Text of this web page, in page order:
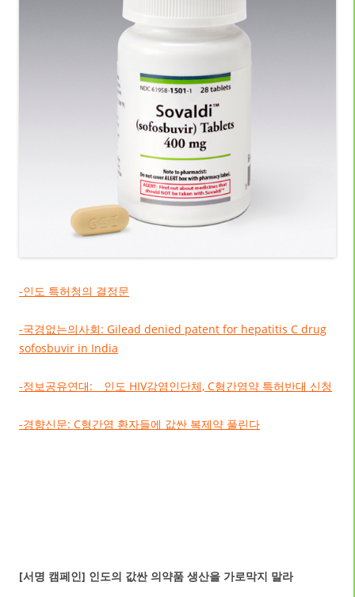
-인도 특허청의 결정문
-국경없는의사회: Gilead denied patent for hepatitis C drug
sofosbuvir in India
-정보공유연대: 인도 HIV감염인단체, C형간염약 특허반대 신청
-경향신문: C형간염 환자들에 값싼 복제약 풀린다
[서명 캠페인] 인도의 값싼 의약품 생산을 가로막지 말라